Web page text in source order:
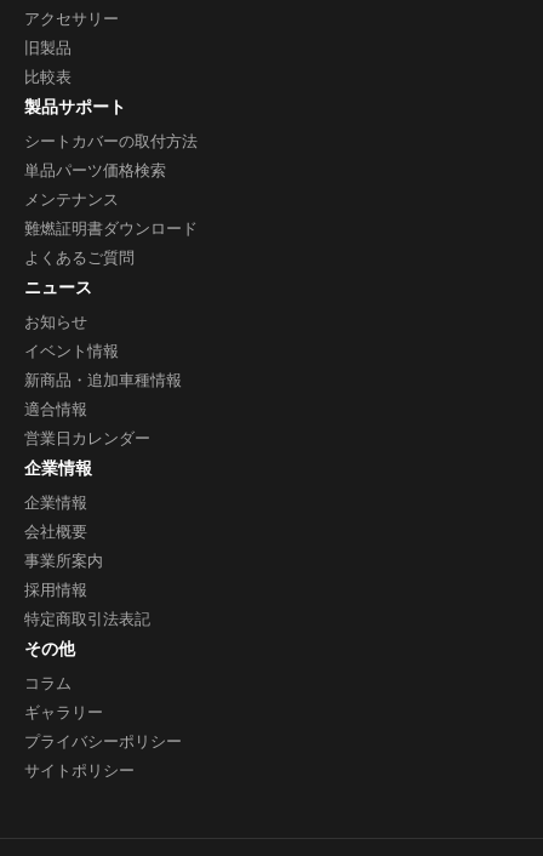
アクセサリー
旧製品
比較表
製品サポート
シートカバーの取付方法
単品パーツ価格検索
メンテナンス
難燃証明書ダウンロード
よくあるご質問
ニュース
お知らせ
イベント情報
新商品・追加車種情報
適合情報
営業日カレンダー
企業情報
企業情報
会社概要
事業所案内
採用情報
特定商取引法表記
その他
コラム
ギャラリー
プライバシーポリシー
サイトポリシー